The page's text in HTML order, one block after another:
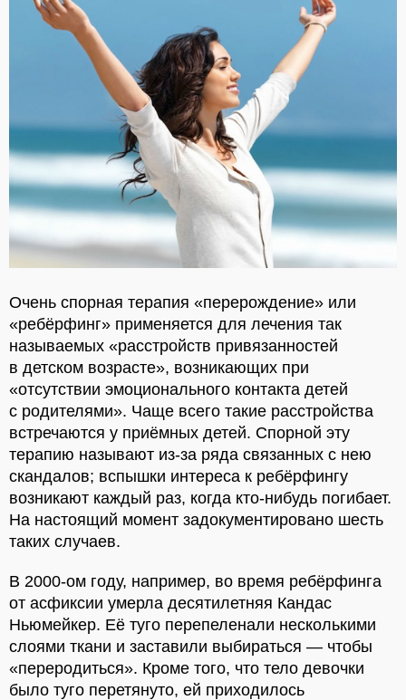
Очень спорная терапия «перерождение» или
«ребёрфинг» применяется для лечения так
называемых «расстройств привязанностей
в детском возрасте», возникающих при
«отсутствии эмоционального контакта детей
с родителями». Чаще всего такие расстройства
встречаются у приёмных детей. Спорной эту
терапию называют из-за ряда связанных с нею
скандалов; вспышки интереса к ребёрфингу
возникают каждый раз, когда кто-нибудь погибает.
На настоящий момент задокументировано шесть
таких случаев.
В 2000-ом году, например, во время ребёрфинга
от асфиксии умерла десятилетняя Кандас
Ньюмейкер. Её туго перепеленали несколькими
слоями ткани и заставили выбираться — чтобы
«переродиться». Кроме того, что тело девочки
было туго перетянуто, ей приходилось